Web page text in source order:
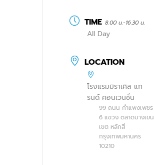
TIME 8.00 น.-16.30 น.
All Day
LOCATION
โรงแรมมิราเคิล แก
รนด์ คอนเวนชั่น
99 ถนน กำแพงเพชร
6 แขวง ตลาดบางเขน
เขต หลักสี่
กรุงเทพมหานคร
10210